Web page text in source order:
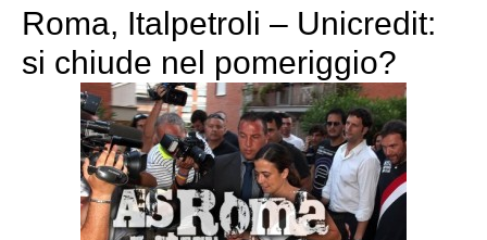
Roma, Italpetroli – Unicredit:
si chiude nel pomeriggio?